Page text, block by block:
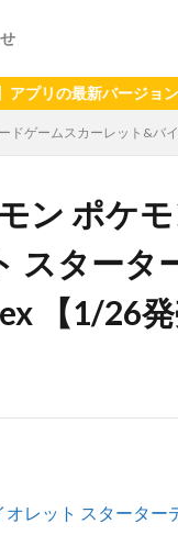
新バージョンへのア
ドゲームスカーレット&
ン ポケ
スタータ
【1/26発
レット スターター